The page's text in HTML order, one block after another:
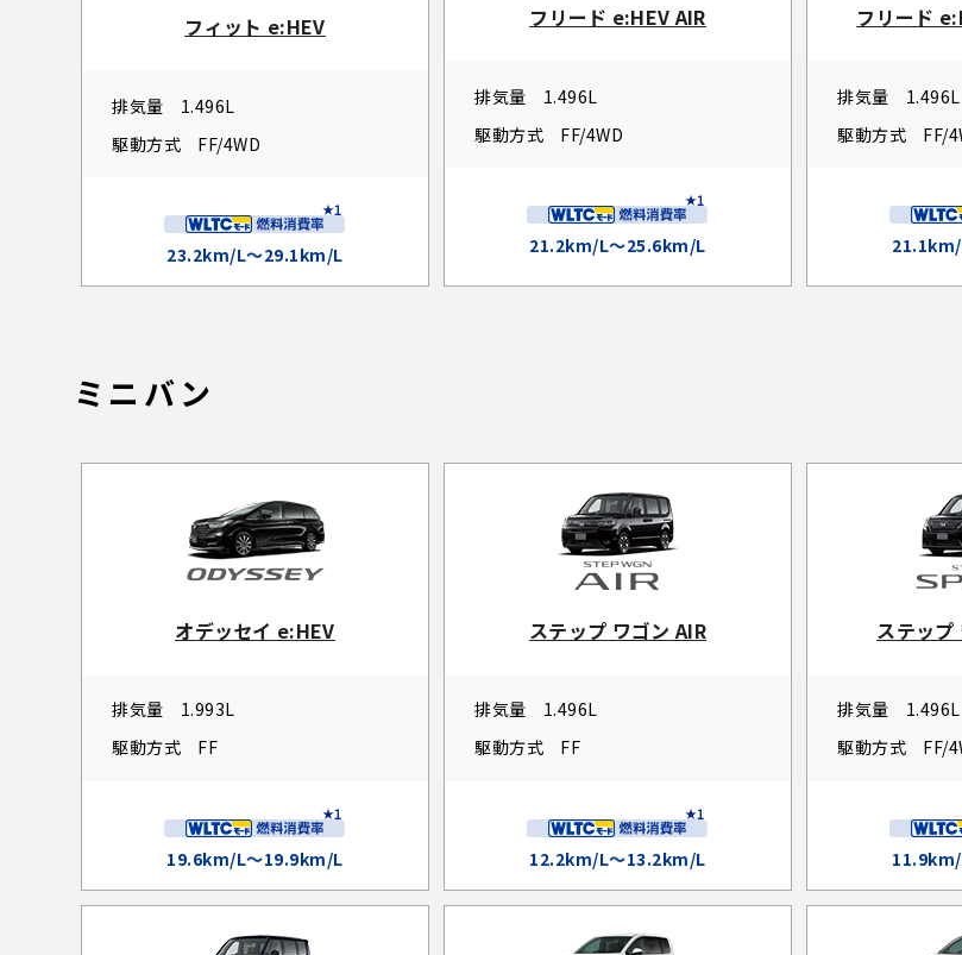
フィット e:HEV
排気量
1.496L
駆動方式
FF/4WD
23.2km/L～29.1km/L
フリード e:HEV AIR
排気量
1.496L
駆動方式
FF/4WD
21.2km/L～25.6km/L
フリード
排気量
1.496L
駆動方式
FF/
ミニバン
オデッセイ e:HEV
排気量
1.993L
駆動方式
FF
19.6km/L～19.9km/L
ステップ ワゴン AIR
排気量
1.496L
駆動方式
FF
12.2km/L～13.2km/L
ステップ
排気量
1.496L
駆動方式
FF/